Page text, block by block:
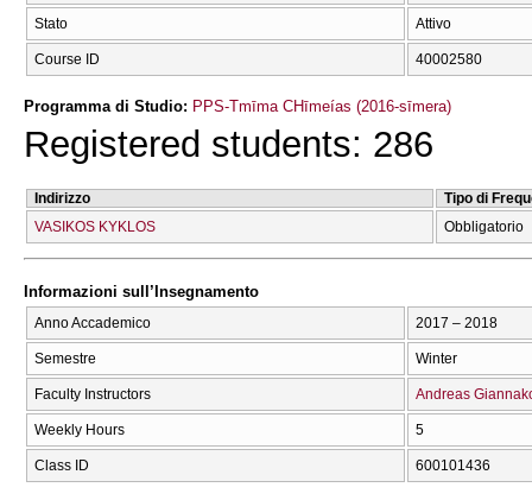
Stato Attivo
Course ID 40002580
Programma di Studio: PPS-Tmīma CΗīmeías (2016-sīmera)
Registered students: 286
Indirizzo
Tipo di
VASIKOS KYKLOS
Obbligatorio
Informazioni sull’Insegnamento
Anno Accademico 2017 – 2018
Semestre Winter
Faculty Instructors Andreas
Weekly Hours 5
Class ID 600101436